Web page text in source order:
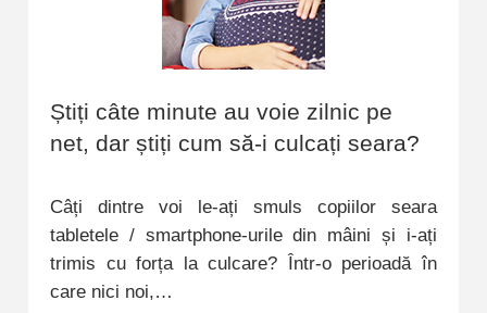
Știți câte minute au voie zilnic pe
net, dar știți cum să-i culcați seara?
Câți dintre voi le-ați smuls copiilor seara
tabletele / smartphone-urile din mâini și i-ați
trimis cu forța la culcare? Într-o perioadă în
care nici noi,…